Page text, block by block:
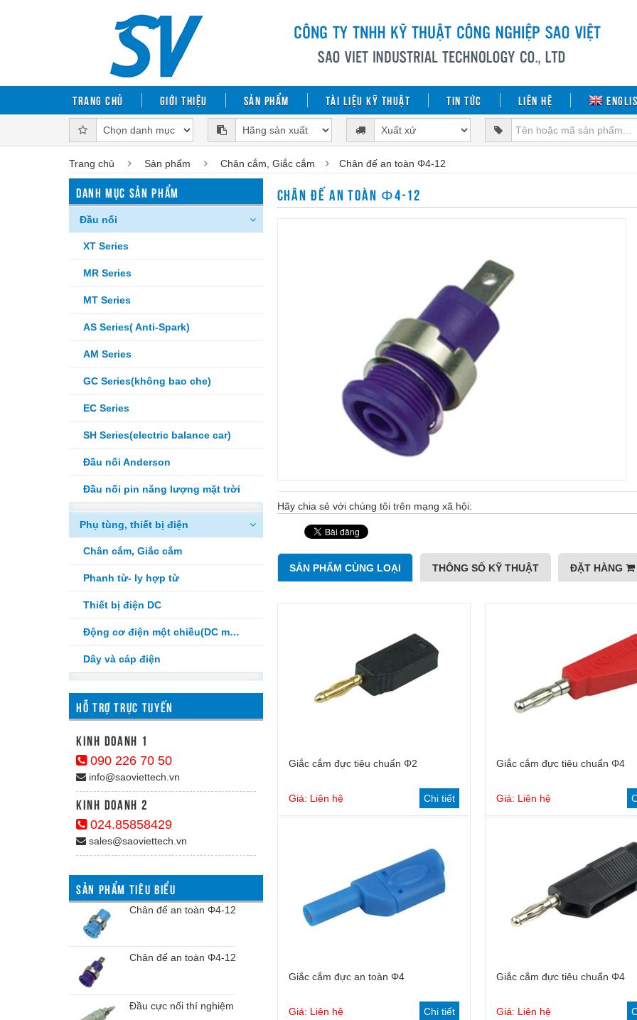
Trang chủ Giới thiệu Sản phẩm Tài liệu kỹ thuật Tin tức Liên hệ
Trang chủ Sản phẩm Chân cắm, Giắc cắm Chân đế an toàn Φ4-12
CHÂN ĐẾ AN TOÀN Φ4-12
Hãy chia sẻ với chúng tôi trên mạng xã hội:
SẢN PHẨM CÙNG LOẠI THÔNG SỐ KỸ THUẬT ĐẶT HÀNG
Giắc cắm đực tiêu chuẩn Φ2
Giá: Liên hệ Chi tiết
Giắc cắm đực tiêu chuẩn Φ4
Giá: Liên hệ
Giắc cắm đực an toàn Φ4
Giá: Liên hệ Chi tiết
Giắc cắm đực tiêu chuẩn Φ4
Giá: Liên hệ
DANH MỤC SẢN PHẨM
Đầu nối
XT Series
MR Series
MT Series
AS Series( Anti-Spark)
AM Series
GC Series(không bao che)
EC Series
SH Series(electric balance car)
Đầu nối Anderson
Đầu nối pin năng lượng mặt trời
Phụ tùng, thiết bị điện
Chân cắm, Giắc cắm
Phanh từ- ly hợp từ
Thiết bị điện DC
Động cơ điện một chiều(DC motor)
Dây và cáp điện
HỖ TRỢ TRỰC TUYẾN
kinh doanh 1
090 226 70 50
info@saoviettech.vn
Kinh doanh 2
024.85858429
sales@saoviettech.vn
SẢN PHẨM TIÊU BIỂU
Chân đế an toàn Φ4-12
Chân đế an toàn Φ4-12
Đầu cực nối thí nghiệm
Dây cắm tiêu chuẩn 2mm
Dây cắm an toàn 4mm
Cầu nối tiêu chuẩn Φ4
Phanh bột từ